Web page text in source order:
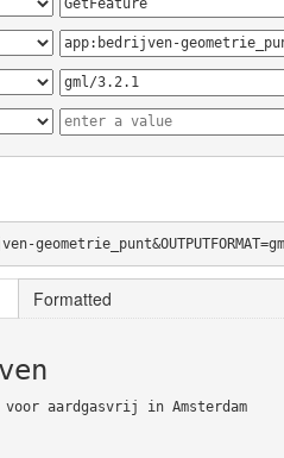
Formatted
aardgasvrij in Amsterdam